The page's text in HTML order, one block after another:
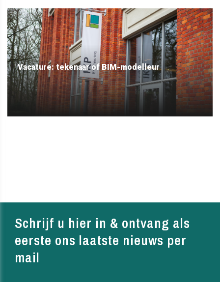
SHARE
Vacature: tekenaar of BIM-modelleur
Schrijf u hier in & ontvang als
eerste ons laatste nieuws per
mail